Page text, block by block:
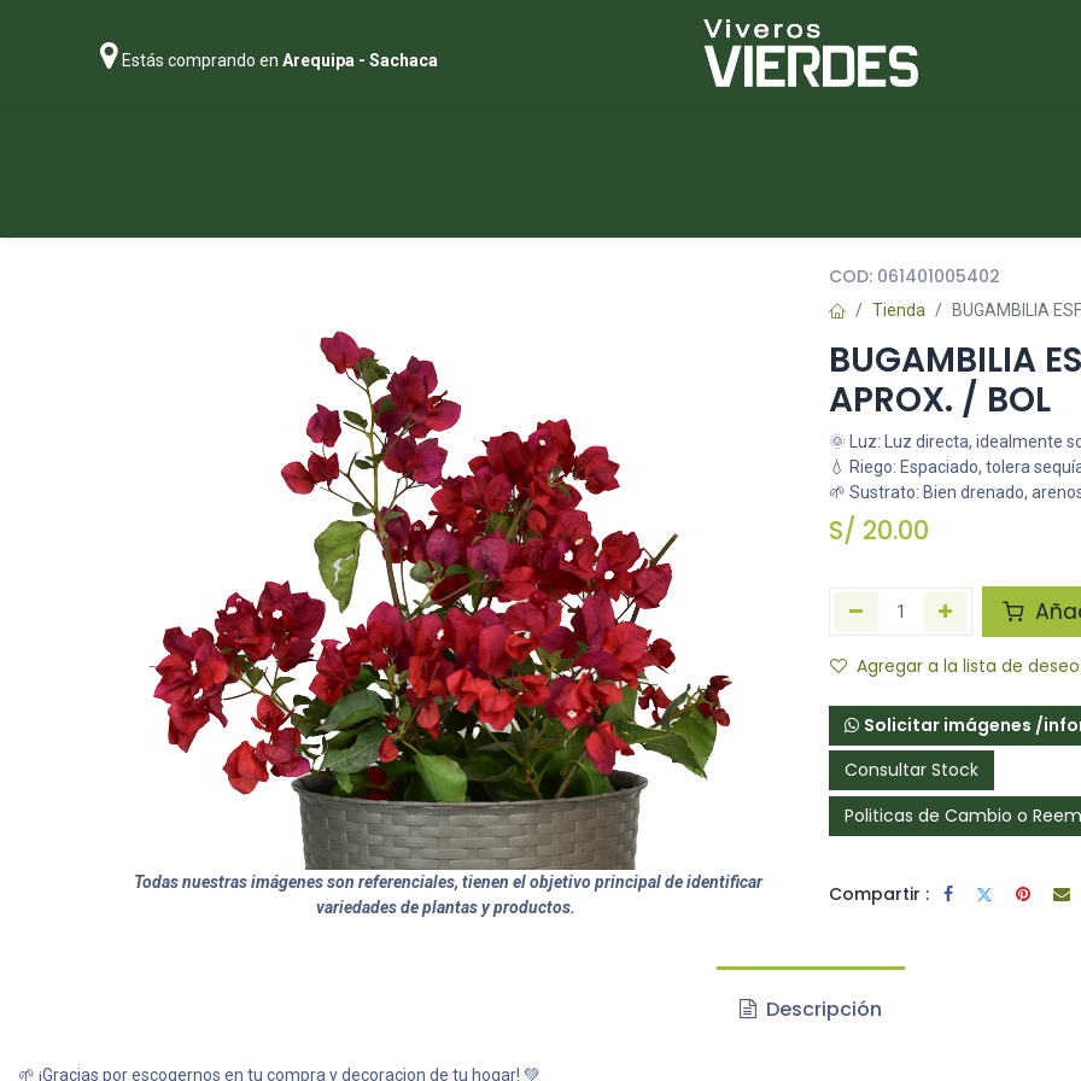
Estás comprando en Arequipa - Sachaca
Todas nuestras imágenes son referenciales, tienen el objetivo principal de identificar
variedades de plantas y productos.
COD: 061401005402
Tienda BUGAMBILIA
BUGAMBILIA
APROX. / BOL
🌞 Luz: Luz directa, idealmente
💧 Riego: Espaciado, tolera
🌱 Sustrato: Bien drenado,
S/ 20.00
Agregar a la lista de
Solicitar imágenes /
Consultar Stock
Politicas de Cambio o
Compartir :
Descripción
🌱 ¡Gracias por escogernos en tu compra y decoracion de tu hogar! 💚